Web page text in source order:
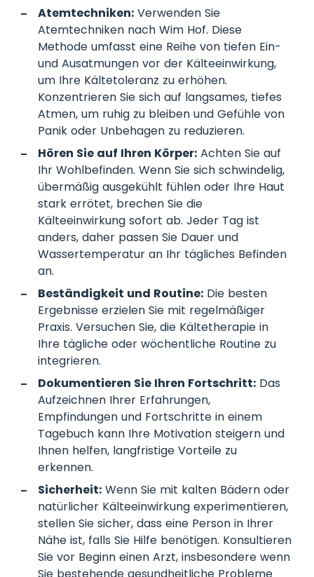
Atemtechniken: Verwenden Sie
Atemtechniken nach Wim Hof. Diese
Methode umfasst eine Reihe von tiefen Ein-
und Ausatmungen vor der Kälteeinwirkung,
um Ihre Kältetoleranz zu erhöhen.
Konzentrieren Sie sich auf langsames, tiefes
Atmen, um ruhig zu bleiben und Gefühle von
Panik oder Unbehagen zu reduzieren.
Hören Sie auf Ihren Körper: Achten Sie auf
Ihr Wohlbefinden. Wenn Sie sich schwindelig,
übermäßig ausgekühlt fühlen oder Ihre Haut
stark errötet, brechen Sie die
Kälteeinwirkung sofort ab. Jeder Tag ist
anders, daher passen Sie Dauer und
Wassertemperatur an Ihr tägliches Befinden
an.
Beständigkeit und Routine: Die besten
Ergebnisse erzielen Sie mit regelmäßiger
Praxis. Versuchen Sie, die Kältetherapie in
Ihre tägliche oder wöchentliche Routine zu
integrieren.
Dokumentieren Sie Ihren Fortschritt: Das
Aufzeichnen Ihrer Erfahrungen,
Empfindungen und Fortschritte in einem
Tagebuch kann Ihre Motivation steigern und
Ihnen helfen, langfristige Vorteile zu
erkennen.
Sicherheit: Wenn Sie mit kalten Bädern oder
natürlicher Kälteeinwirkung experimentieren,
stellen Sie sicher, dass eine Person in Ihrer
Nähe ist, falls Sie Hilfe benötigen. Konsultieren
Sie vor Beginn einen Arzt, insbesondere wenn